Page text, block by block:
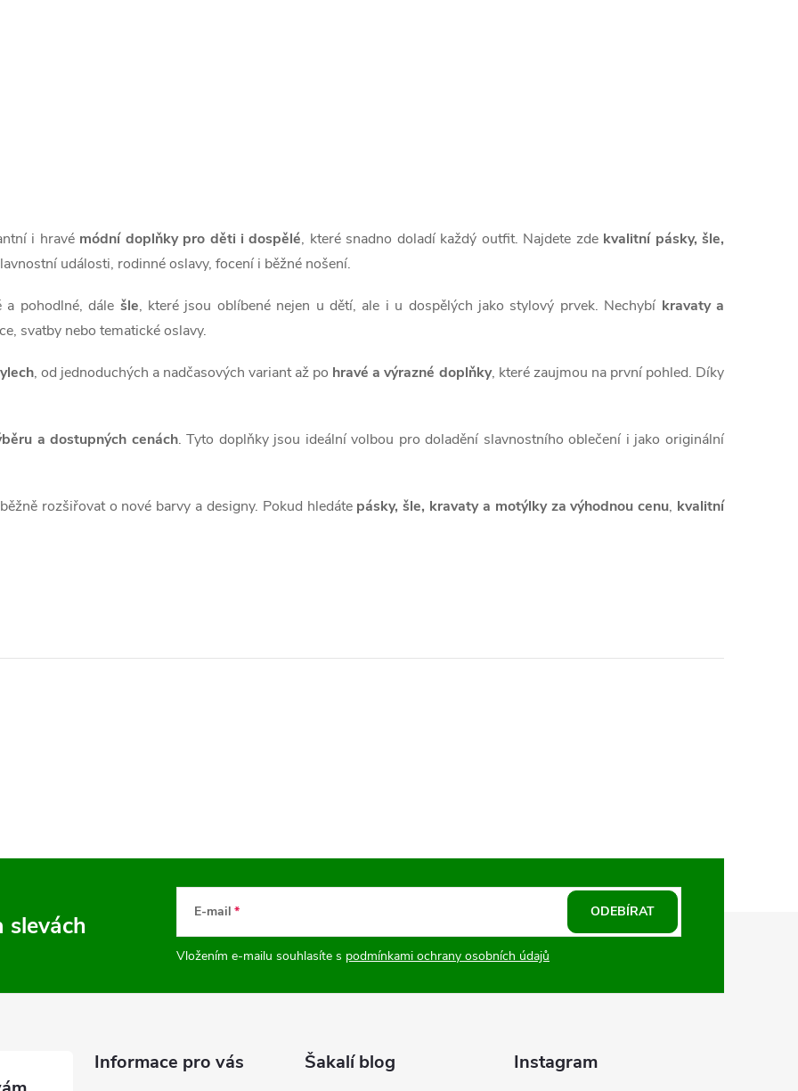
i hravé módní doplňky pro děti i dospělé, které snadno doladí každý outfit. Najdete zde kvalitní pásky, šle,
události, rodinné oslavy, focení i běžné nošení.
a pohodlné, dále šle, které jsou oblíbené nejen u dětí, ale i u dospělých jako stylový prvek. Nechybí kravaty a
svatby nebo tematické oslavy.
, od jednoduchých a nadčasových variant až po hravé a výrazné doplňky, které zaujmou na první pohled. Díky
a dostupných cenách. Tyto doplňky jsou ideální volbou pro doladění slavnostního oblečení i jako originální
rozšiřovat o nové barvy a designy. Pokud hledáte pásky, šle, kravaty a motýlky za výhodnou cenu, kvalitní
slevách E-mail
Vložením e-mailu souhlasíte s podmínkami ochrany osobních údajů
ODEBÍRAT
Informace pro vás Šakalí blog Instagram